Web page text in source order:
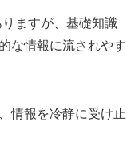
ますが、基礎知識
な情報に流されやす
情報を冷静に受け止